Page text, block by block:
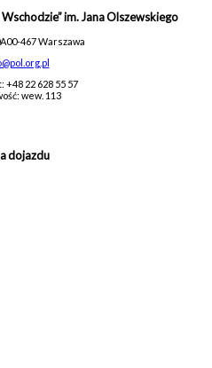
im. Jana Olszewskiego
00-467 Warszawa
22 628 55 57
wew. 113
dojazdu